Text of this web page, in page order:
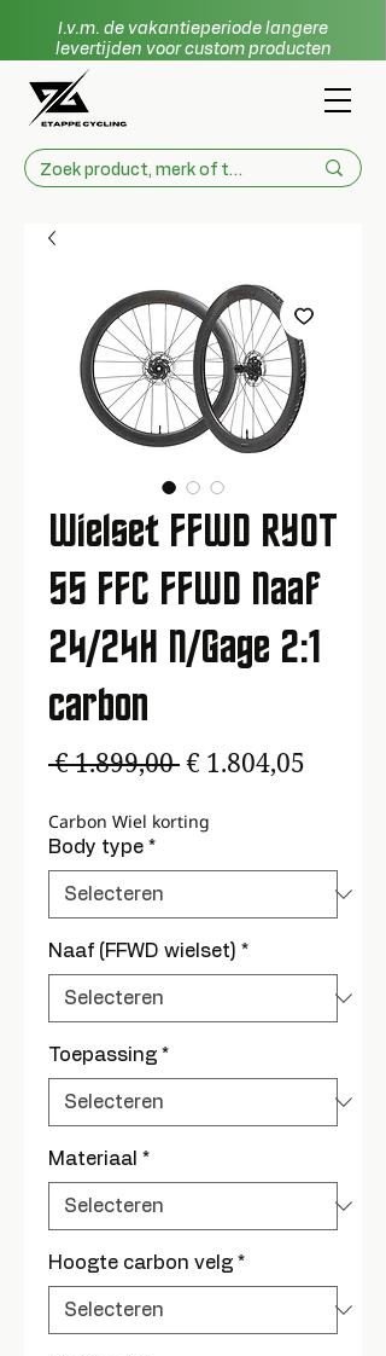
I.v.m. de vakantieperiode langere
levertijden voor custom producten
Wielset FFWD RYOT
55 FFC FFWD Naaf
24/24H N/Gage 2:1
carbon
€ 1.899,00 Normale
€ 1.804,05
Carbon Wiel korting
Body type *
Naaf (FFWD wielset) *
Toepassing *
Materiaal *
Hoogte carbon velg *